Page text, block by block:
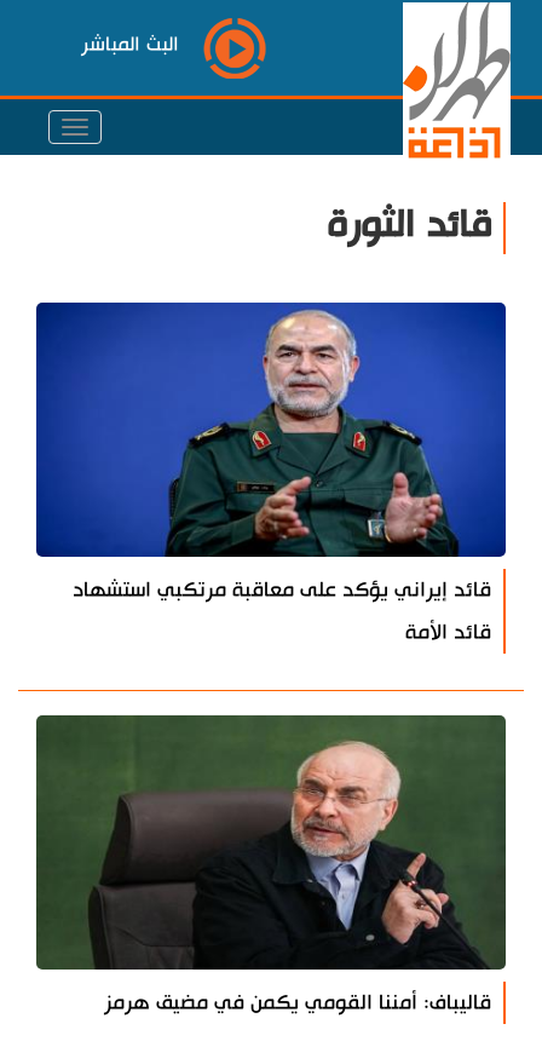
البث المباشر
قائد الثورة
قائد إيراني يؤكد على معاقبة مرتكبي استشهاد
قائد الأمة
قاليباف: أمننا القومي يكمن في مضيق هرمز